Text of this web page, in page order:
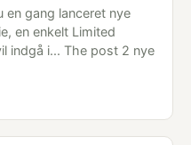
en gang lanceret nye
en enkelt Limited
indgå i... The post 2 nye